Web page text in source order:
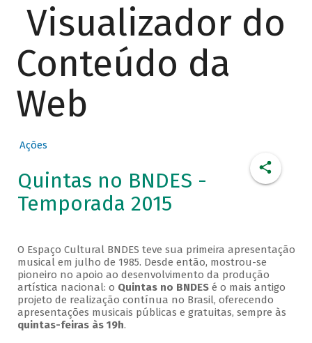
Visualizador do
Conteúdo da
Web
Ações
Quintas no BNDES -
Temporada 2015
O Espaço Cultural BNDES teve sua primeira apresentação
musical em julho de 1985. Desde então, mostrou-se
pioneiro no apoio ao desenvolvimento da produção
artística nacional: o Quintas no BNDESé o mais antigo
projeto de realização contínua no Brasil, oferecendo
apresentações musicais públicas e gratuitas, sempre às
quintas-feiras às 19h.